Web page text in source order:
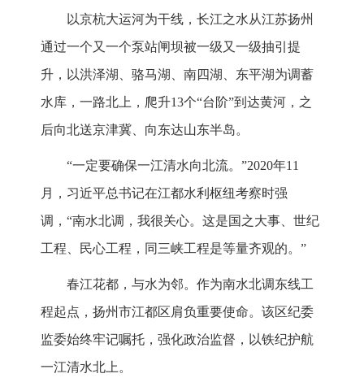
以京杭大运河为干线，长江之水从江苏扬州
通过一个又一个泵站闸坝被一级又一级抽引提
升，以洪泽湖、骆马湖、南四湖、东平湖为调蓄
水库，一路北上，爬升13个“台阶”到达黄河，之
后向北送京津冀、向东达山东半岛。
“一定要确保一江清水向北流。”2020年11
月，习近平总书记在江都水利枢纽考察时强
调，“南水北调，我很关心。这是国之大事、世纪
工程、民心工程，同三峡工程是等量齐观的。”
春江花都，与水为邻。作为南水北调东线工
程起点，扬州市江都区肩负重要使命。该区纪委
监委始终牢记嘱托，强化政治监督，以铁纪护航
一江清水北上。